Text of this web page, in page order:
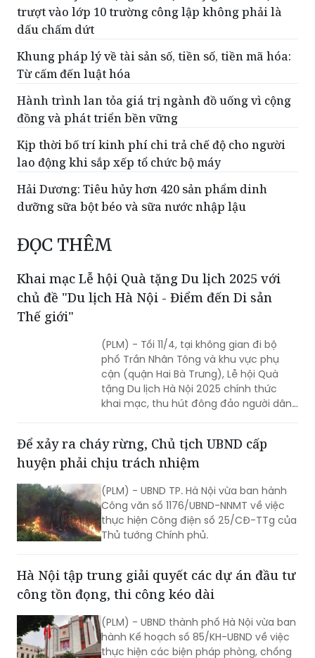
trượt vào lớp 10 trường công lập không phải là
dấu chấm dứt
Khung pháp lý về tài sản số, tiền số, tiền mã hóa:
Từ cấm đến luật hóa
Hành trình lan tỏa giá trị ngành đồ uống vì cộng
đồng và phát triển bền vững
Kịp thời bố trí kinh phí chi trả chế độ cho người
lao động khi sắp xếp tổ chức bộ máy
Hải Dương: Tiêu hủy hơn 420 sản phẩm dinh
dưỡng sữa bột béo và sữa nước nhập lậu
ĐỌC THÊM
Khai mạc Lễ hội Quà tặng Du lịch 2025 với
chủ đề "Du lịch Hà Nội - Điểm đến Di sản
Thế giới"
(PLM) - Tối 11/4, tại không gian đi bộ
phố Trần Nhân Tông và khu vực phụ
cận (quận Hai Bà Trưng), Lễ hội Quà
tặng Du lịch Hà Nội 2025 chính thức
khai mạc, thu hút đông đảo người dân
Để xảy ra cháy rừng, Chủ tịch UBND cấp
huyện phải chịu trách nhiệm
(PLM) - UBND TP. Hà Nội vừa ban hành
Công văn số 1176/UBND-NNMT về việc
thực hiện Công điện số 25/CĐ-TTg của
Thủ tướng Chính phủ.
Hà Nội tập trung giải quyết các dự án đầu tư
công tồn đọng, thi công kéo dài
(PLM) - UBND thành phố Hà Nội vừa ban
hành Kế hoạch số 85/KH-UBND về việc
thực hiện các biện pháp phòng, chống